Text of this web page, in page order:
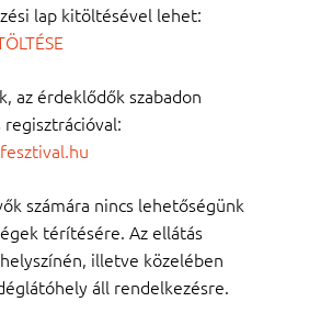
lap kitöltésével lehet:
az érdeklődők szabadon
számára nincs lehetőségünk
térítésére. Az ellátás
illetve közelében
áll rendelkezésre.